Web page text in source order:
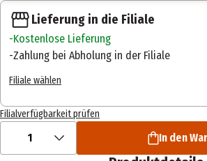
Lieferung in die Filiale
Kostenlose Lieferung
Zahlung bei Abholung in der Filiale
Filiale wählen
Filialverfügbarkeit prüfen
1 In den